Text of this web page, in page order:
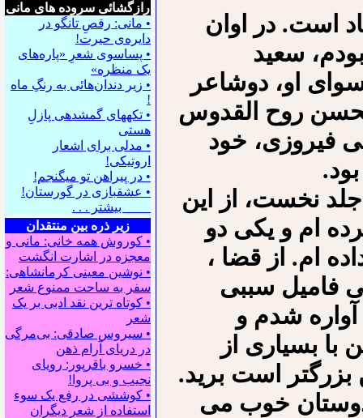
رازگشائی سروده های مانی
• مانی: رقصِ تانگو در
دایره‌ی حیرت!
• پساسوی شعرِ «پاره‌های
یک منظره»
• زیر دندان‌هائی به رنگِ ماه
!
• تکه⁪های گمشده⁪ی پازلِ
هستی
• مدلی برای اشعار
اروتیکی!
• در پیراهن تو می⁪گنجم!
• عشقبازی در گورستان!
بیشتر . . .
زیر ذره بین منتقدان
• کوروش همه خانی: مانی و
معجزه در اشارت انگشت
• نوشین معینی کرمانشاهی:
سفر به ساحت ممنوع شعر
• کوتاه ترین نقد ادبی بر یک
شعر
• سیروس صادقی: بی‌مرگی
در دریای آرام ذهن
• خسرو باقرپور: ﺭوﻳﺎﻯ
ﻧﺠﻴﺐ ﻭ ﺑﻰ ﭘﺮﻭﺍ!
• کوششی در رفع یک سوء
استفاده از شعر دیگران
است. در اوان
سعید
او، دوشاعر
روح القدوس
فیروزی، خود
نخست، از این
ام و یکی دو
ام. از قضا ،
فامیل سببی
شدم و
با بسیاری از
۲۵ سالی از من بزرگتر است برید.
دوستان خوب می